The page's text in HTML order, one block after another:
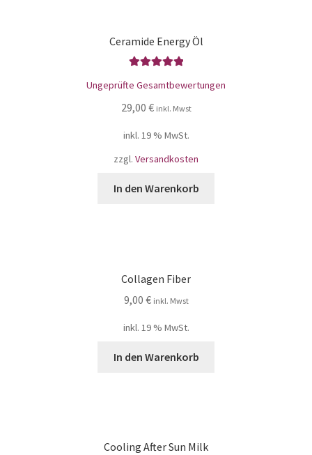
Ceramide Energy Öl
5.00von 5
Ungeprüfte Gesamtbewertungen
29,00 € inkl. Mwst
inkl. 19 % MwSt.
zzgl. Versandkosten
In den Warenkorb
Collagen Fiber
9,00 € inkl. Mwst
inkl. 19 % MwSt.
In den Warenkorb
Cooling After Sun Milk